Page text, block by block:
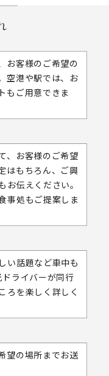
お客様のご希望の
空港や駅では、お
もご用意できま
、お客様のご希望
はもちろん、ご興
お伝えください。
事処もご提案しま
い話題など車中も
ライバーが同行
ろを楽しく詳しく
望の場所までお送